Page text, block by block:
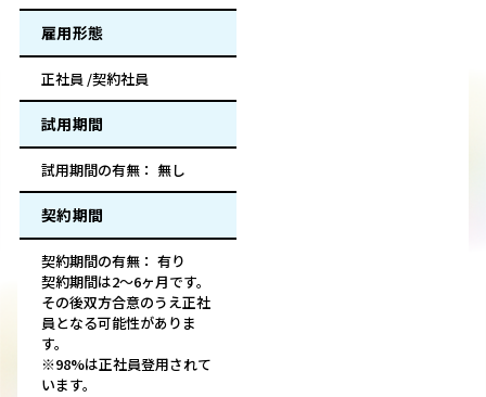
雇用形態
正社員 /契約社員
試用期間
試用期間の有無： 無し
契約期間
契約期間の有無： 有り
契約期間は2～6ヶ月です。
その後双方合意のうえ正社
員となる可能性がありま
す。
※98%は正社員登用されて
います。